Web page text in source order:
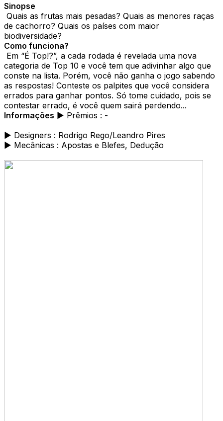
Sinopse
Quais as frutas mais pesadas? Quais as menores raças
de cachorro? Quais os países com maior
biodiversidade?
Como funciona?
Em “É Top!?”, a cada rodada é revelada uma nova
categoria de Top 10 e você tem que adivinhar algo que
conste na lista. Porém, você não ganha o jogo sabendo
as respostas! Conteste os palpites que você considera
errados para ganhar pontos. Só tome cuidado, pois se
contestar errado, é você quem sairá perdendo...
Informações ► Prêmios : -
► Designers : Rodrigo Rego/Leandro Pires
► Mecânicas : Apostas e Blefes, Dedução